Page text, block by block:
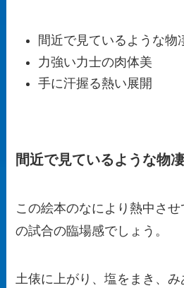
間近で見ているような物
力強い力士の肉体美
手に汗握る熱い展開
間近で見ているような物
この絵本のなにより熱中さ
の試合の臨場感でしょう。
土俵に上がり、塩をまき、み